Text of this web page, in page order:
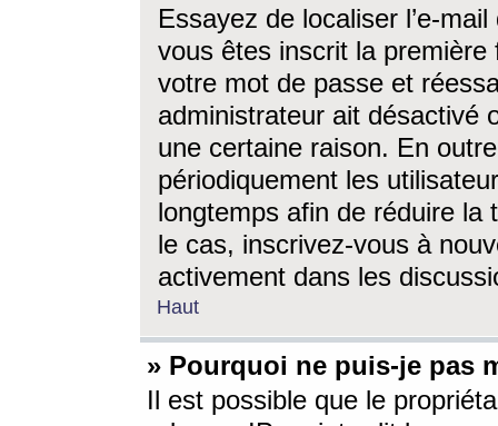
Essayez de localiser l’e-
vous êtes inscrit la première
votre mot de passe et
administrateur ait désactivé
une certaine raison. En
périodiquement les
longtemps afin de réduire la
le cas, inscrivez-vous à
activement dans les
Haut
» Pourquoi ne puis-je pas
Il est possible que le